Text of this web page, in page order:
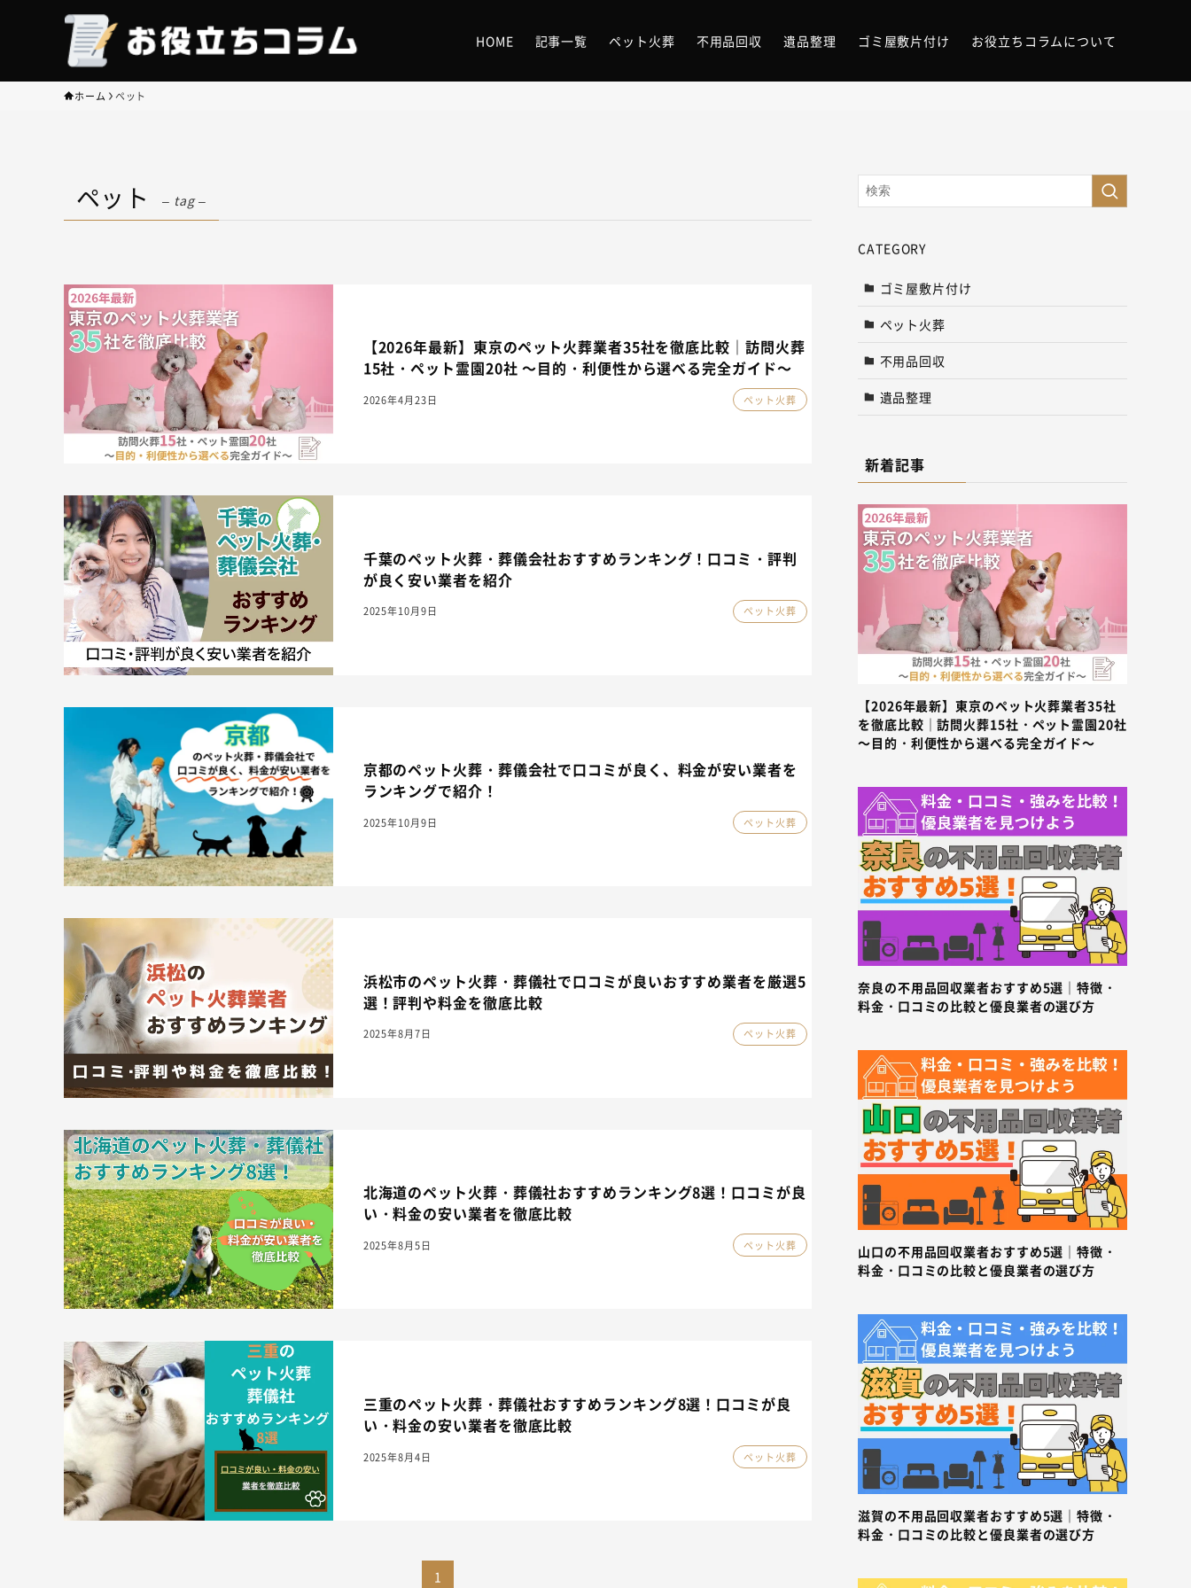
HOME 記事一覧 ペット火葬 不用品回収 遺品整理 ゴミ屋敷片付け お役立ちコラムについて
ホーム ペット
ペット – tag –
【2026年最新】東京のペット火葬業者35社を徹底比較｜訪問火葬
15社・ペット霊園20社 ～目的・利便性から選べる完全ガイド～
2026年4月23日 ペット火葬
千葉のペット火葬・葬儀会社おすすめランキング！口コミ・評判
が良く安い業者を紹介
2025年10月9日 ペット火葬
京都のペット火葬・葬儀会社で口コミが良く、料金が安い業者を
ランキングで紹介！
2025年10月9日 ペット火葬
浜松市のペット火葬・葬儀社で口コミが良いおすすめ業者を厳選5
選！評判や料金を徹底比較
2025年8月7日 ペット火葬
北海道のペット火葬・葬儀社おすすめランキング8選！口コミが良
い・料金の安い業者を徹底比較
2025年8月5日 ペット火葬
三重のペット火葬・葬儀社おすすめランキング8選！口コミが良
い・料金の安い業者を徹底比較
2025年8月4日 ペット火葬
1
CATEGORY
ゴミ屋敷片付け
ペット火葬
不用品回収
遺品整理
新着記事
【2026年最新】東京のペット火葬業者35社
を徹底比較｜訪問火葬15社・ペット霊園20社
～目的・利便性から選べる完全ガイド～
奈良の不用品回収業者おすすめ5選｜特徴・
料金・口コミの比較と優良業者の選び方
山口の不用品回収業者おすすめ5選｜特徴・
料金・口コミの比較と優良業者の選び方
滋賀の不用品回収業者おすすめ5選｜特徴・
料金・口コミの比較と優良業者の選び方